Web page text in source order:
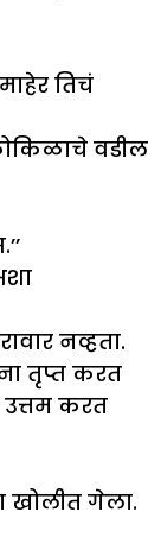
तिचं
वडील
नव्हता.
तृप्त करत
करत
खोलीत गेला.